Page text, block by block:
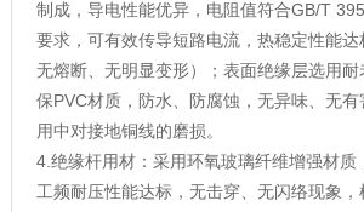
制成，导电性能优异，电阻值符合GB/T
要求，可有效传导短路电流，热稳定性能
无熔断、无明显变形）；表面绝缘层选用
保PVC材质，防水、防腐蚀，无异味、无
用中对接地铜线的磨损。
4.绝缘杆用材：采用环氧玻璃纤维增强材质
工频耐压性能达标，无击穿、无闪络现象